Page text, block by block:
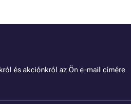
és akciónkról az Ön e-mail címére